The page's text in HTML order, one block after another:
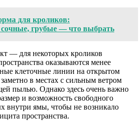
для кроликов:
грубые — что выбрать
— для некоторых кроликов
оказываются менее
клеточные линии на открытом
в местах с сильным ветром
пылью. Однако здесь очень важно
и возможность свободного
внутри ямы, чтобы не возникало
пространства.